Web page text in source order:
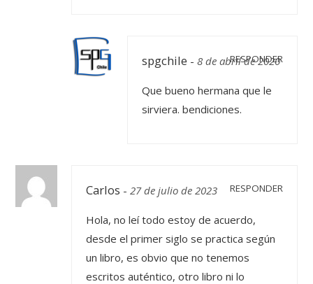
spgchile -8 de abril de 2020
RESPONDER
Que bueno hermana que le
sirviera. bendiciones.
Carlos -27 de julio de 2023 RESPONDER
Hola, no leí todo estoy de acuerdo,
desde el primer siglo se practica según
un libro, es obvio que no tenemos
escritos auténtico, otro libro ni lo